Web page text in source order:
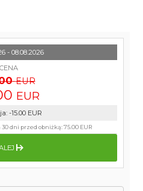
- 08.08.2026
CENA
EUR
EUR
: -15.00 EUR
30 dni przed obniżką:75.00 EUR